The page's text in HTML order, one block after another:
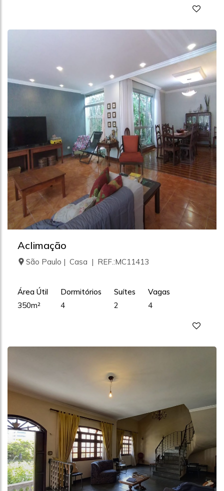
Aclimação
São Paulo | Casa | REF.:MC11413
Área Útil
350m²
Dormitórios
4
Suítes
2
Vagas
4